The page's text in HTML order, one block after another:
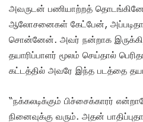
அவருடன் பணியாற்றத்
ஆலோசனைகள் கேட்பேன்,
சொன்னேன். அவர் நன்றாக
தயாரிப்பாளர் மூலம் செய்தால்
கட்டத்தில் அவரே இந்த படத்தை
“நக்கலடிக்கும் பிச்சைக்காரர்
நினைவுக்கு வரும். அதன்